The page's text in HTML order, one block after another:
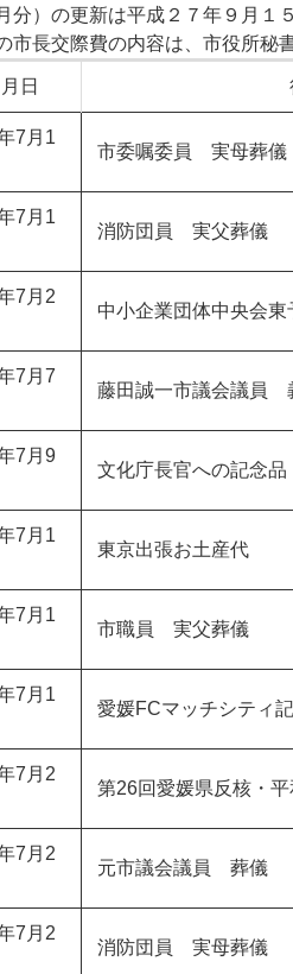
分）の更新は平成２７年９月１
市長交際費の内容は、市役所秘
日
7月1
市委嘱委員 実母葬儀
7月1
消防団員 実父葬儀
7月2
中小企業団体中央会
7月7
藤田誠一市議会議員
7月9
文化庁長官への記念品
7月1
東京出張お土産代
7月1
市職員 実父葬儀
7月1
愛媛FCマッチシティ
7月2
第26回愛媛県反核・
7月2
元市議会議員 葬儀
7月2
消防団員 実母葬儀